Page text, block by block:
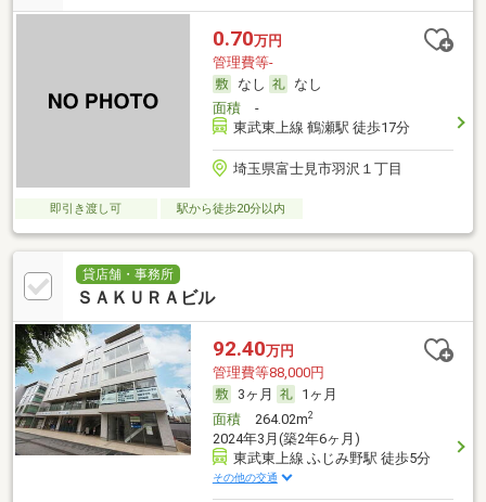
0.70万円
管理費等-
なし
なし
面積-
東武東上線 鶴瀬駅 徒歩17分
埼玉県富士見市羽沢１丁目
即引き渡し可 駅から徒歩20分以内
貸店舗・事務所
ＳＡＫＵＲＡビル
92.40万円
管理費等88,000円
3ヶ月
1ヶ月
面積264.02m2
2024年3月(築2年6ヶ月)
東武東上線 ふじみ野駅 徒歩5分
その他の交通